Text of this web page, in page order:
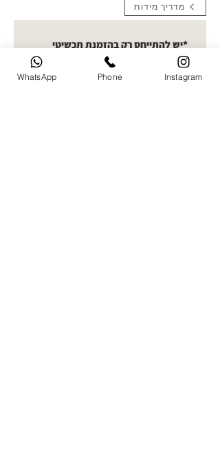
מדריך מידות
*יש להתייחס רק בהזמנת תכשיטי
תמונה העלאת תמונות- קולקציית
חריטות תמונה בחרו תמונה ברורה
להעלאה. ניתן לעלות עד 5 תמונותWhatsApp Phone Instagram